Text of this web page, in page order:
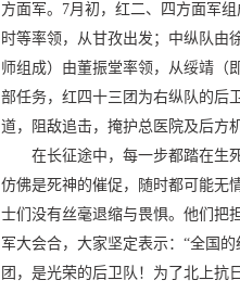
方面军。7月初，红二、四方面军
时等率领，从甘孜出发；中纵队由
师组成）由董振堂率领，从绥靖（
部任务，红四十三团为右纵队的后
道，阻敌追击，掩护总医院及后方
在长征途中，每一步都踏在生
仿佛是死神的催促，随时都可能无
士们没有丝毫退缩与畏惧。他们把
军大会合，大家坚定表示：“全国
团，是光荣的后卫队！为了北上抗